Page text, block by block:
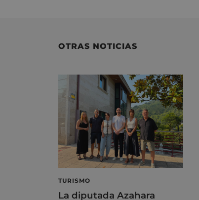
OTRAS NOTICIAS
TURISMO
La diputada Azahara